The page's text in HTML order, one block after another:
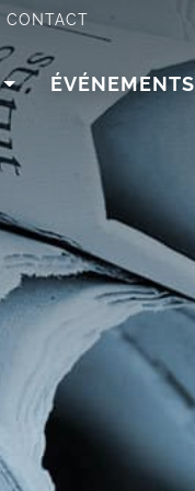
CONTACT
ÉVÉNEMENTS